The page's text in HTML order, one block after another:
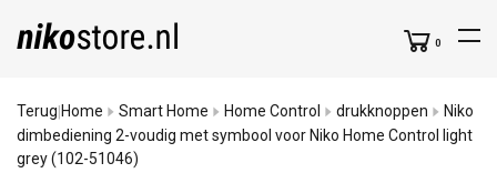
0
Terug Home Smart Home Home Control drukknoppen
Niko
dimbediening 2-voudig met symbool voor Niko Home Control light
grey (102-51046)